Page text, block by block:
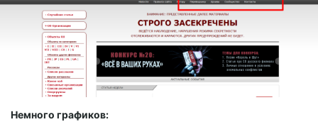
Немного графиков: